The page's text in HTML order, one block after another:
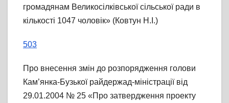
громадянам Великосілківської сільської ради в
кількості 1047 чоловік» (Ковтун Н.І.)
503
Про внесення змін до розпорядження голови
Кам’янка-Бузької райдержад-міністрації від
29.01.2004 № 25 «Про затвердження проекту